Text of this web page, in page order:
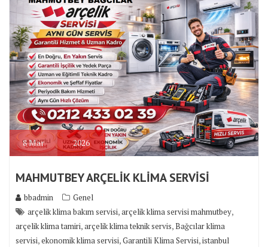
8Mar 2026
MAHMUTBEY ARÇELİK KLİMA SERVİSİ
bbadmin
Genel
arçelik klima bakım servisi,arçelik klima servisi mahmutbey,
arçelik klima tamiri,arçelik klima teknik servis,Bağcılar klima
servisi,ekonomik klima servisi,Garantili Klima Servisi,istanbul